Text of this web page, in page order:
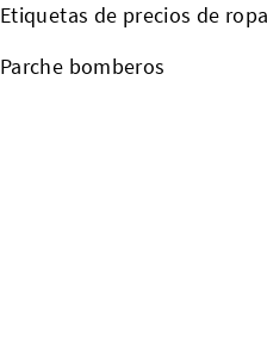
Etiquetas de precios de
Parche bomberos